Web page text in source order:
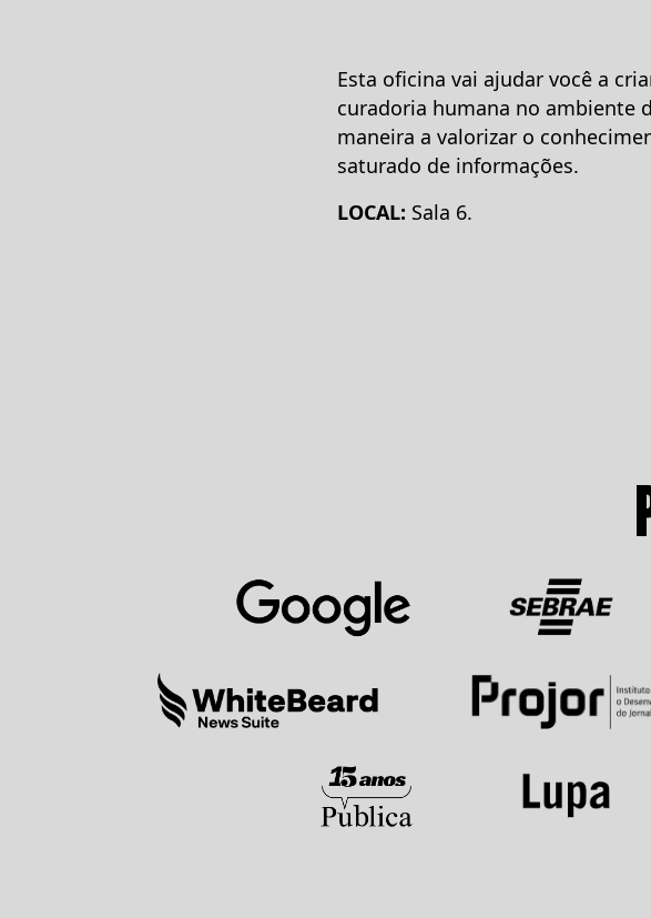
Esta oficina vai ajudar você a
curadoria humana no ambiente
maneira a valorizar o
saturado de informações.
LOCAL: Sala 6.